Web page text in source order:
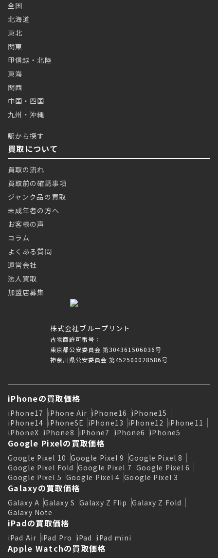
株式会社ブループリント
古物商許可番号：
東京都公安委員会 第304361506036号
神奈川県公安委員会 第452500028586号
全国
北海道
東北
関東
甲信越・北陸
東海
関西
中国・四国
九州・沖縄
駅から探す
買取について
買取の流れ
買取前の確認事項
ジャンク品の買取
未成年者の方へ
お客様の声
コラム
よくある質問
運営会社
法人買取
加盟店募集
iPhoneの買取価格
iPhone17 iPhone Air iPhone16 iPhone15
iPhone14 iPhoneSE iPhone13 iPhone12 iPhone11
iPhoneX iPhone8 iPhone7 iPhone6 iPhone5
Google Pixelの買取価格
Google Pixel 10 Google Pixel 9 Google Pixel 8
Google Pixel Fold Google Pixel 7 Google Pixel 6
Google Pixel 5 Google Pixel 4 Google Pixel 3
Galaxyの買取価格
Galaxy A Galaxy S Galaxy Z Flip Galaxy Z Fold
Galaxy Note
iPadの買取価格
iPad Air iPad Pro iPad iPad mini
Apple Watchの買取価格